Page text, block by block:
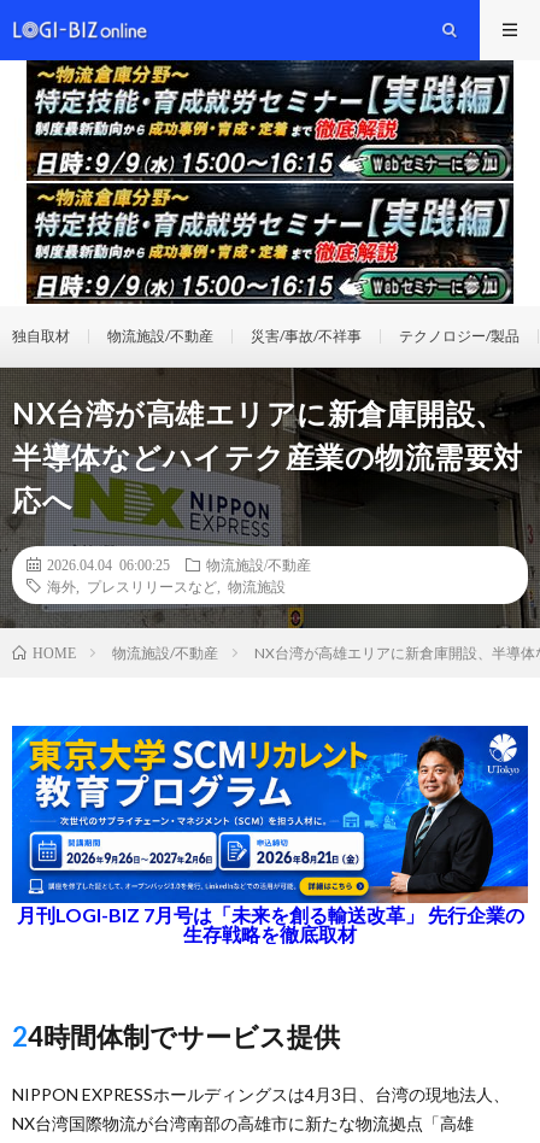
独自取材 物流施設/不動産 災害/事故/不祥事 テクノロジー/製品
NX台湾が高雄エリアに新倉庫開設、
半導体などハイテク産業の物流需要対
応へ
2026.04.04 06:00:25
物流施設/不動産
海外
プレスリリースなど 物流施設
HOME 物流施設/不動産 NX台湾が高雄エリアに新倉庫開設、半導
月刊LOGI-BIZ 7月号は「未来を創る輸送改革」 先行企業の
生存戦略を徹底取材
24時間体制でサービス提供
NIPPON EXPRESSホールディングスは4月3日、台湾の現地法人、
NX台湾国際物流が台湾南部の高雄市に新たな物流拠点「高雄